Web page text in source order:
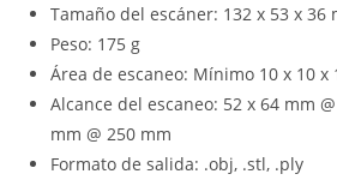
Tamaño del escáner: 132 x 53 x 36
Peso: 175 g
Área de escaneo: Mínimo 10 x 10 x
Alcance del escaneo: 52 x 64 mm
mm @ 250 mm
Formato de salida: .obj, .stl, .ply